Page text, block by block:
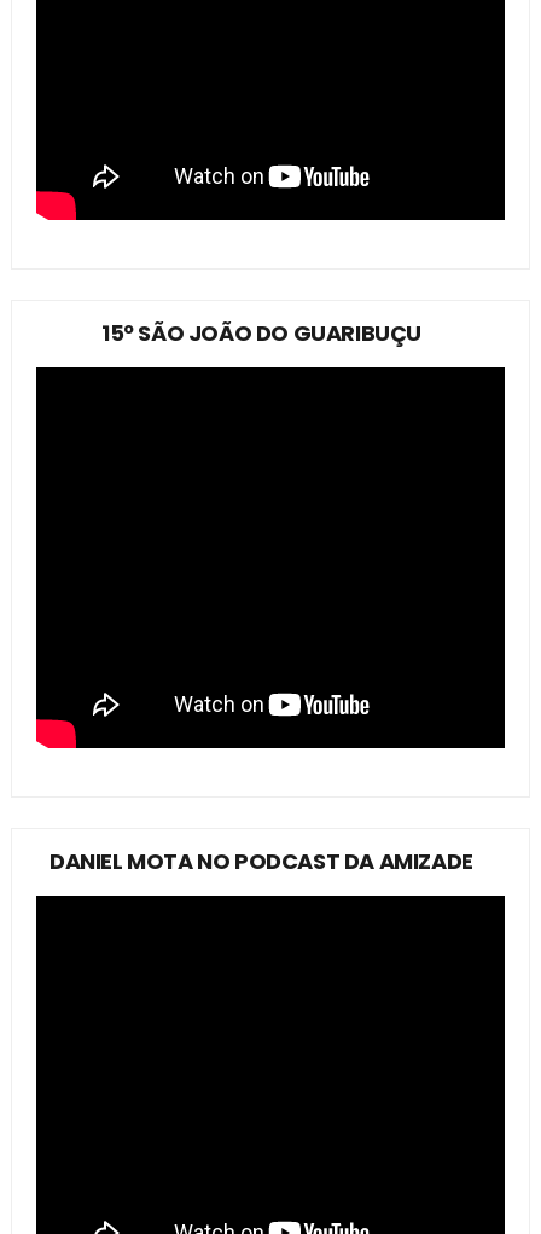
15º SÃO JOÃO DO GUARIBUÇU
DANIEL MOTA NO PODCAST DA AMIZADE